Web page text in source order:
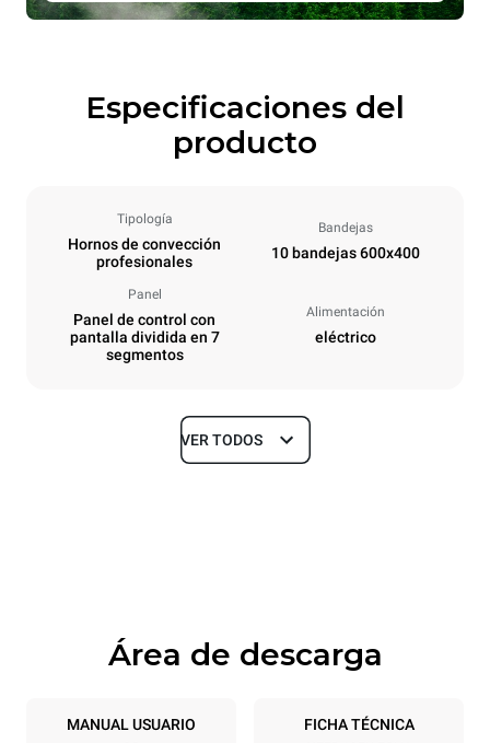
Especificaciones del
producto
Tipología
Hornos de convección
profesionales
Bandejas
10 bandejas 600x400
Panel
Panel de control con
pantalla dividida en 7
segmentos
Alimentación
eléctrico
Tamaños
Especificaciones de la bandeja
10 600x400
VER TODOS
Área de descarga
MANUAL USUARIO FICHA TÉCNICA